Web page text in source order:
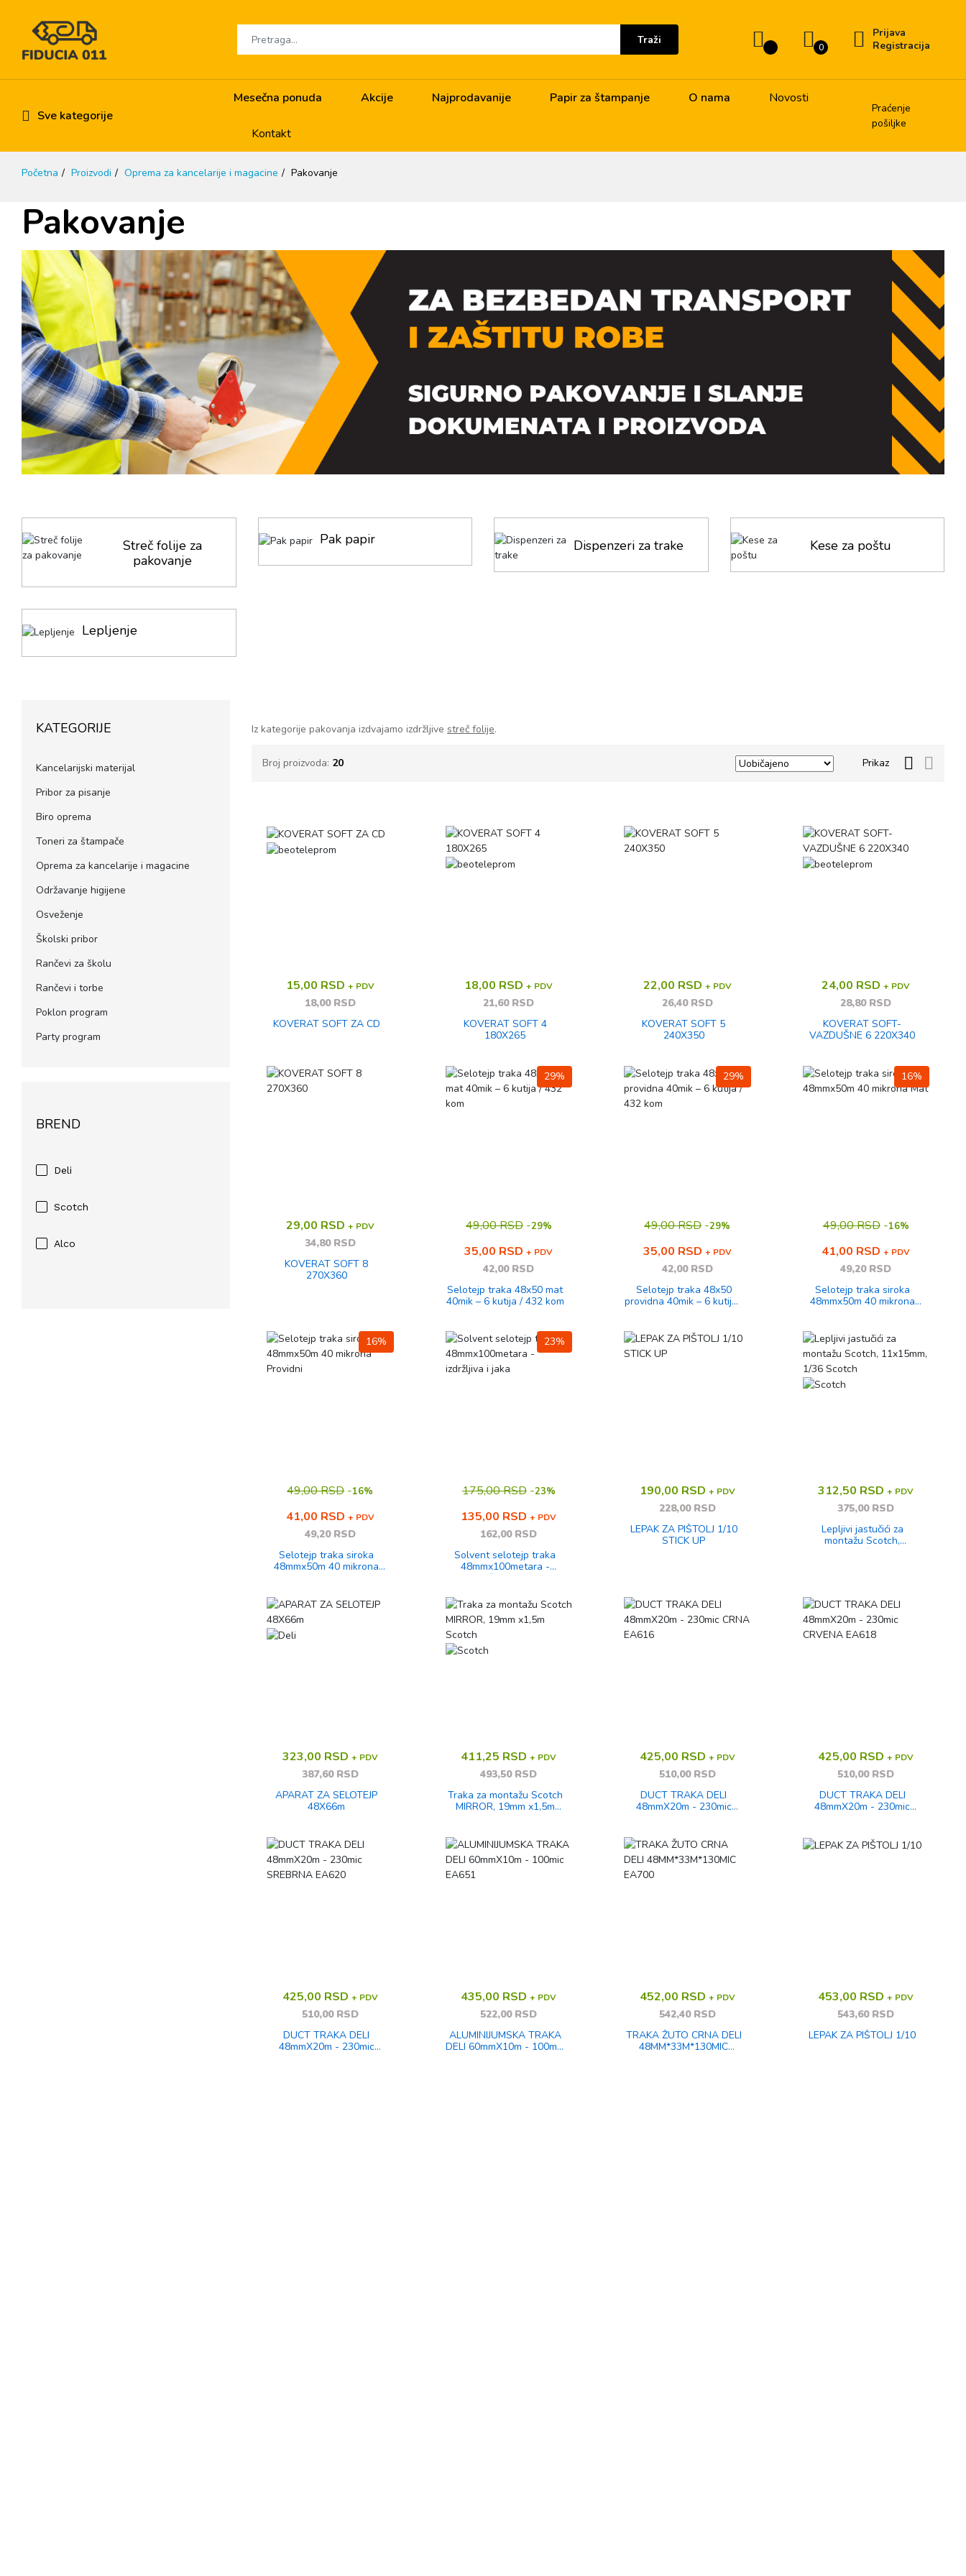
Traži
0
Prijava
Registracija
Sve kategorije
Mesečna ponuda Akcije Najprodavanije Papir za štampanje O nama Novosti
Kontakt
Praćenje
pošiljke
Početna Proizvodi Oprema za kancelarije i magacine Pakovanje
Pakovanje
Streč folije za
pakovanje
Pak papir Dispenzeri za trake Kese za poštu
Lepljenje
KATEGORIJE
Kancelarijski materijal
Pribor za pisanje
Biro oprema
Toneri za štampače
Oprema za kancelarije i magacine
Održavanje higijene
Osveženje
Školski pribor
Rančevi za školu
Rančevi i torbe
Poklon program
Party program
BREND
Deli
Scotch
Alco
Iz kategorije pakovanja izdvajamo izdržljive streč folije.
Broj proizvoda: 20 Prikaz
15,00 RSD + PDV
18,00 RSD
KOVERAT SOFT ZA CD
18,00 RSD+ PDV
21,60 RSD
KOVERAT SOFT 4
180X265
22,00 RSD + PDV
26,40 RSD
KOVERAT SOFT 5
240X350
24,00 RSD+ PDV
28,80 RSD
KOVERAT SOFT-
VAZDUŠNE 6 220X340
29,00 RSD + PDV
34,80 RSD
KOVERAT SOFT 8
270X360
29%
49,00 RSD-29%
35,00 RSD+ PDV
42,00 RSD
Selotejp traka 48x50 mat
40mik – 6 kutija / 432 kom
29%
49,00 RSD-29%
35,00 RSD + PDV
42,00 RSD
Selotejp traka 48x50
providna 40mik – 6 kutija /
16%
49,00 RSD-16%
41,00 RSD+ PDV
49,20 RSD
Selotejp traka siroka
48mmx50m 40 mikrona
16%
49,00 RSD-16%
41,00 RSD + PDV
49,20 RSD
Selotejp traka siroka
48mmx50m 40 mikrona
23%
175,00 RSD-23%
135,00 RSD+ PDV
162,00 RSD
Solvent selotejp traka
48mmx100metara -
izdržljiva i jaka
190,00 RSD + PDV
228,00 RSD
LEPAK ZA PIŠTOLJ 1/10
STICK UP
312,50 RSD+ PDV
375,00 RSD
Lepljivi jastučići za
montažu Scotch,
11x15mm, 1/36 Scotch
323,00 RSD + PDV
387,60 RSD
APARAT ZA SELOTEJP
48X66m
411,25 RSD+ PDV
493,50 RSD
Traka za montažu Scotch
MIRROR, 19mm x1,5m
425,00 RSD + PDV
510,00 RSD
DUCT TRAKA DELI
48mmX20m - 230mic
425,00 RSD+ PDV
510,00 RSD
DUCT TRAKA DELI
48mmX20m - 230mic
425,00 RSD + PDV
510,00 RSD
DUCT TRAKA DELI
48mmX20m - 230mic
435,00 RSD+ PDV
522,00 RSD
ALUMINIJUMSKA TRAKA
DELI 60mmX10m - 100mic
452,00 RSD + PDV
542,40 RSD
TRAKA ŽUTO CRNA DELI
48MM*33M*130MIC
453,00 RSD+ PDV
543,60 RSD
LEPAK ZA PIŠTOLJ 1/10